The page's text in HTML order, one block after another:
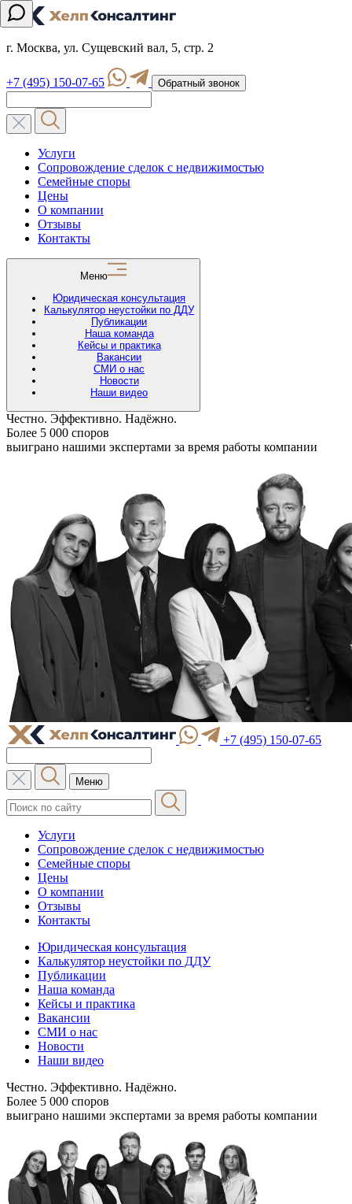
г. Москва, ул. Сущевский вал, 5, стр. 2
+7 (495) 150-07-65 Обратный звонок
Услуги
Сопровождение сделок с недвижимостью
Семейные споры
Цены
О компании
Отзывы
Контакты
Меню
Юридическая консультация
Калькулятор неустойки по ДДУ
Публикации
Наша команда
Кейсы и практика
Вакансии
СМИ о нас
Новости
Наши видео
Честно. Эффективно. Надёжно.
Более 5 000 споров
выиграно нашими экспертами за время работы компании
+7 (495) 150-07-65
Меню
Услуги
Сопровождение сделок с недвижимостью
Семейные споры
Цены
О компании
Отзывы
Контакты
Юридическая консультация
Калькулятор неустойки по ДДУ
Публикации
Наша команда
Кейсы и практика
Вакансии
СМИ о нас
Новости
Наши видео
Честно. Эффективно. Надёжно.
Более 5 000 споров
выиграно нашими экспертами за время работы компании